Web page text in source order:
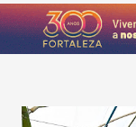
a
g
e